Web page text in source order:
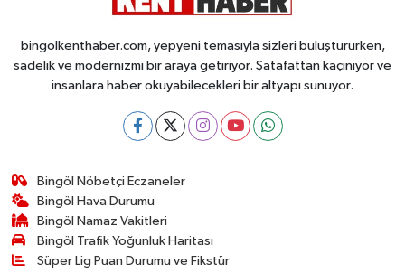
bingolkenthaber.com, yepyeni temasıyla sizleri buluştururken,
sadelik ve modernizmi bir araya getiriyor. Şatafattan kaçınıyor ve
insanlara haber okuyabilecekleri bir altyapı sunuyor.
Bingöl Nöbetçi Eczaneler
Bingöl Hava Durumu
Bingöl Namaz Vakitleri
Bingöl Trafik Yoğunluk Haritası
Süper Lig Puan Durumu ve Fikstür